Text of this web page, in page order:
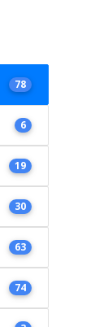
78
6
19
30
63
74